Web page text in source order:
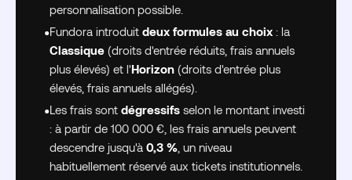
personnalisation possible.
•Fundora introduit deux formules au choix : la
Classique (droits d'entrée réduits, frais annuels
plus élevés) et l'Horizon (droits d'entrée plus
élevés, frais annuels allégés).
•Les frais sont dégressifs selon le montant investi
: à partir de 100 000 €, les frais annuels peuvent
descendre jusqu'à 0,3 % , un niveau
habituellement réservé aux tickets institutionnels.